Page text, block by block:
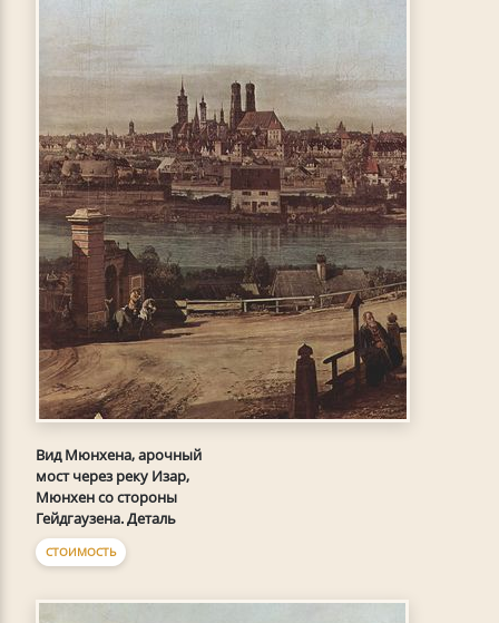
Вид Мюнхена, арочный
мост через реку Изар,
Мюнхен со стороны
Гейдгаузена. Деталь
СТОИМОСТЬ